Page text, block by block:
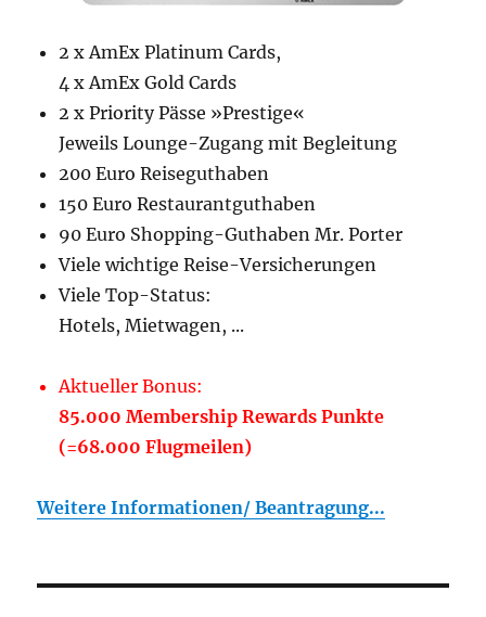
2 x AmEx Platinum Cards,
4 x AmEx Gold Cards
2 x Priority Pässe »Prestige«
Jeweils Lounge-Zugang mit Begleitung
200 Euro Reiseguthaben
150 Euro Restaurantguthaben
90 Euro Shopping-Guthaben Mr. Porter
Viele wichtige Reise-Versicherungen
Viele Top-Status:
Hotels, Mietwagen, ...
Aktueller Bonus:
85.000 Membership Rewards Punkte
(=68.000 Flugmeilen)
Weitere Informationen/ Beantragung...